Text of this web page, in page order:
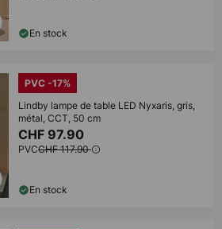
En stock
PVC -17%
Lindby lampe de table LED Nyxaris, gris,
métal, CCT, 50 cm
CHF 97.90
PVCCHF 117.90
En stock